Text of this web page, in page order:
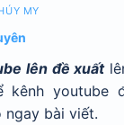
MY
lên đề xuất
kênh youtube
ngay bài viết.